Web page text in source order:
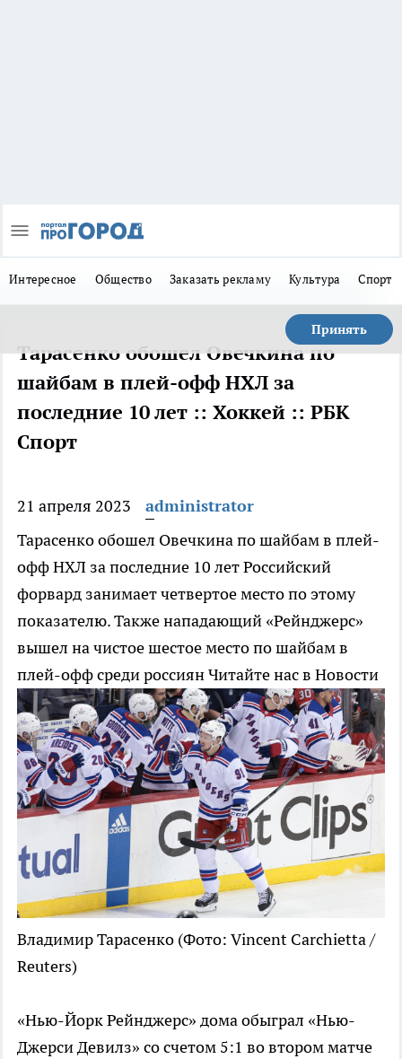
Интересное Общество Заказать рекламу Культура Спорт
Принять
Тарасенко обошел Овечкина по
шайбам в плей-офф НХЛ за
последние 10 лет :: Хоккей :: РБК
Спорт
21 апреля 2023
administrator
Тарасенко обошел Овечкина по шайбам в плей-
офф НХЛ за последние 10 летРоссийский
форвард занимает четвертое место по этому
показателю. Также нападающий «Рейнджерс»
вышел на чистое шестое место по шайбам в
плей-офф среди россиянЧитайте нас в Новости
Владимир Тарасенко (Фото: Vincent Carchietta /
Reuters)
«Нью-Йорк Рейнджерс» дома обыграл «Нью-
Джерси Девилз» со счетом 5:1 во втором матче